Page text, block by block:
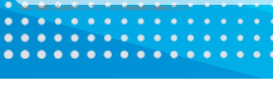
Tous droits réservés © Techno-Communication 2026